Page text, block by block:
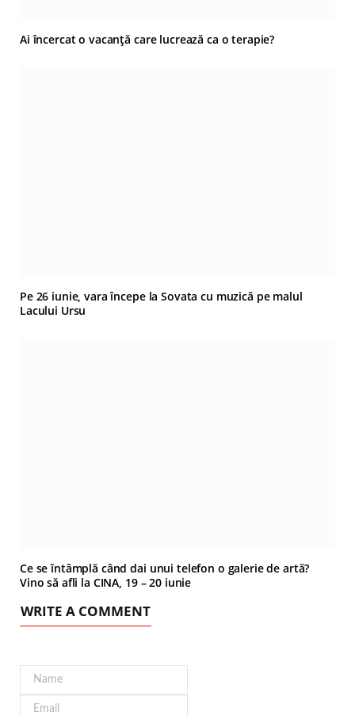
Ai încercat o vacanță care lucrează ca o terapie?
Pe 26 iunie, vara începe la Sovata cu muzică pe malul
Lacului Ursu
Ce se întâmplă când dai unui telefon o galerie de artă?
Vino să afli la CINA, 19 – 20 iunie
WRITE A COMMENT